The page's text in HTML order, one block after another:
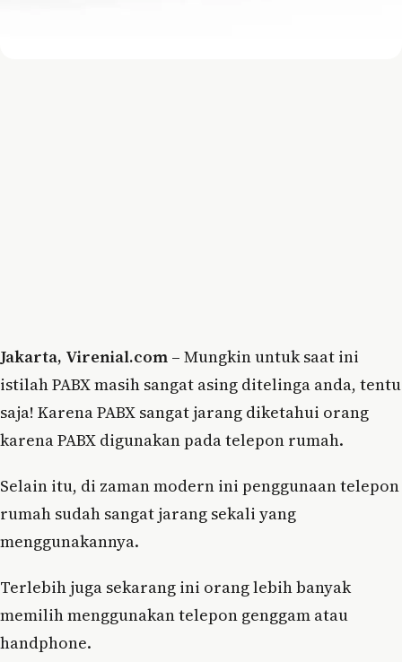
Jakarta, Virenial.com – Mungkin untuk saat ini
istilah PABX masih sangat asing ditelinga anda, tentu
saja! Karena PABX sangat jarang diketahui orang
karena PABX digunakan pada telepon rumah.
Selain itu, di zaman modern ini penggunaan telepon
rumah sudah sangat jarang sekali yang
menggunakannya.
Terlebih juga sekarang ini orang lebih banyak
memilih menggunakan telepon genggam atau
handphone.